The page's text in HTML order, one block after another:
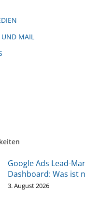
UND MAIL
Google Ads Lead-
Dashboard: Was ist
3. August 2026